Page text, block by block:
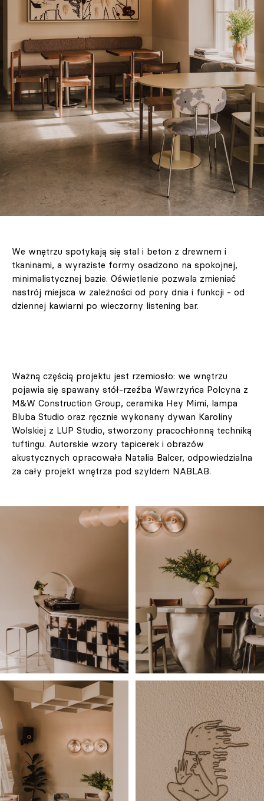
We wnętrzu spotykają się stal i beton z drewnem i
tkaninami, a wyraziste formy osadzono na spokojnej,
minimalistycznej bazie. Oświetlenie pozwala zmieniać
nastrój miejsca w zależności od pory dnia i funkcji - od
dziennej kawiarni po wieczorny listening bar.
Ważną częścią projektu jest rzemiosło: we wnętrzu
pojawia się spawany stół‑rzeźba Wawrzyńca Polcyna z
M&W Construction Group, ceramika Hey Mimi, lampa
Bluba Studio oraz ręcznie wykonany dywan Karoliny
Wolskiej z LUP Studio, stworzony pracochłonną techniką
tuftingu. Autorskie wzory tapicerek i obrazów
akustycznych opracowała Natalia Balcer, odpowiedzialna
za cały projekt wnętrza pod szyldem NABLAB.